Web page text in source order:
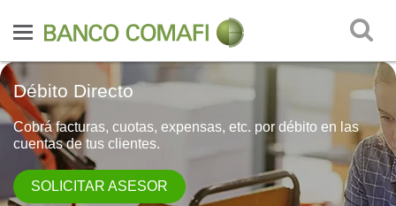
Débito Directo
Cobrá facturas, cuotas, expensas, etc. por débito en las
cuentas de tus clientes.
SOLICITAR ASESOR